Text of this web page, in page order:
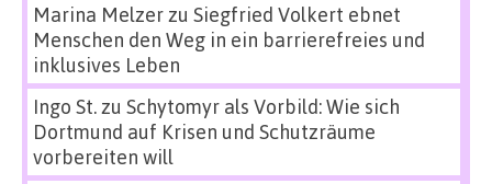
Marina Melzerzu Siegfried Volkert ebnet
Menschen den Weg in ein barrierefreies und
inklusives Leben
Ingo St.zu Schytomyr als Vorbild: Wie sich
Dortmund auf Krisen und Schutzräume
vorbereiten will